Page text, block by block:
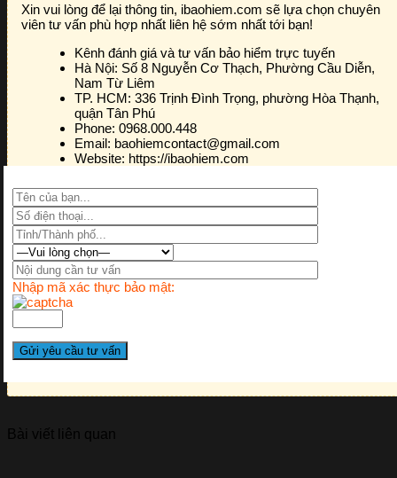
Xin vui lòng để lại thông tin, ibaohiem.com sẽ lựa chọn chuyên
viên tư vấn phù hợp nhất liên hệ sớm nhất tới bạn!
Kênh đánh giá và tư vấn bảo hiểm trực tuyến
Hà Nội: Số 8 Nguyễn Cơ Thạch, Phường Cầu Diễn,
Nam Từ Liêm
TP. HCM: 336 Trịnh Đình Trọng, phường Hòa Thạnh,
quận Tân Phú
Phone: 0968.000.448
Email: baohiemcontact@gmail.com
Website: https://ibaohiem.com
Nhập mã xác thực bảo mật:
Bài viết liên quan